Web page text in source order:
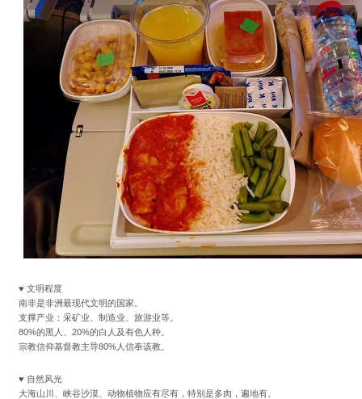
♥ 文明程度
南非是非洲最现代文明的国家。
支撑产业：采矿业、制造业、旅游业等。
80%的黑人、20%的白人及有色人种。
宗教信仰基督教主导80%人信奉该教。
♥ 自然风光
大海山川、峡谷沙漠、动物植物应有尽有，特别是多肉，遍地有。